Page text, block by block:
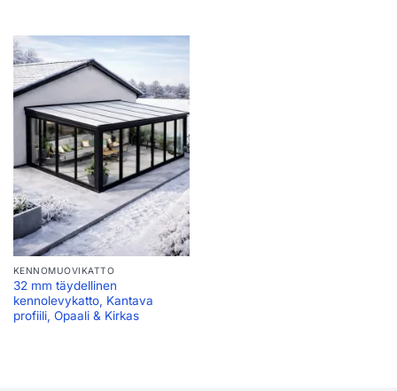
KENNOMUOVIKATTO
32 mm täydellinen
kennolevykatto, Kantava
profiili, Opaali & Kirkas